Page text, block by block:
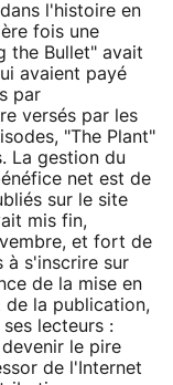
l'histoire en
fois une
the Bullet" avait
avaient payé
par
versés par les
"The Plant"
La gestion du
net est de
sur le site
mis fin,
et fort de
à s'inscrire sur
de la mise en
de la publication,
lecteurs :
le pire
de l'Internet